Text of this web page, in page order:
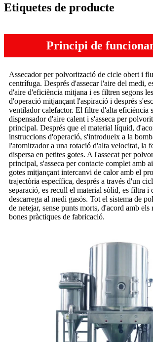
Etiquetes de producte
Principi de
Assecador per polvorització de cicle obert i
centrífuga. Després d'assecar l'aire del medi,
d'aire d'eficiència mitjana i es filtren segons
d'operació mitjançant l'aspiració i després
ventilador calefactor. El filtre d'alta eficiència
dispensador d'aire calent i s'asseca per
principal. Després que el material líquid,
instruccions d'operació, s'introdueix a la
l'atomitzador a una rotació d'alta velocitat, la
dispersa en petites gotes. A l'assecat per
principal, s'asseca per contacte complet amb
gotes mitjançant intercanvi de calor amb el
trajectòria específica, després a través d'un
separació, es recull el material sòlid, es filtra i
descarrega al medi gasós. Tot el sistema de
de netejar, sense punts morts, d'acord amb els
bones pràctiques de fabricació.